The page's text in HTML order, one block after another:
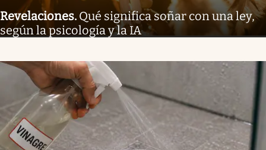
Revelaciones. Qué significa soñar con una ley,
según la psicología y la IA